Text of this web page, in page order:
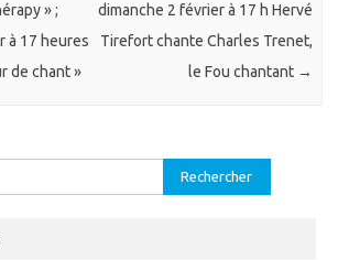
» ;
à 17 heures
de chant »
dimanche 2 février à 17 h Hervé
Tirefort chante Charles Trenet,
le Fou chantant →